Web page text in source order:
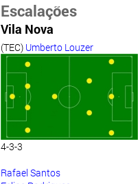
Escalações
Vila Nova
(TEC) Umberto Louzer
4-3-3
Rafael Santos